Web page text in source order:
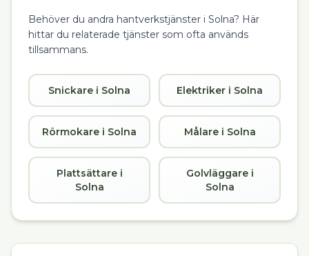
Behöver du andra hantverkstjänster i Solna? Här
hittar du relaterade tjänster som ofta används
tillsammans.
Snickare i Solna Elektriker i Solna
Rörmokare i Solna Målare i Solna
Plattsättare i
Solna
Golvläggare i
Solna